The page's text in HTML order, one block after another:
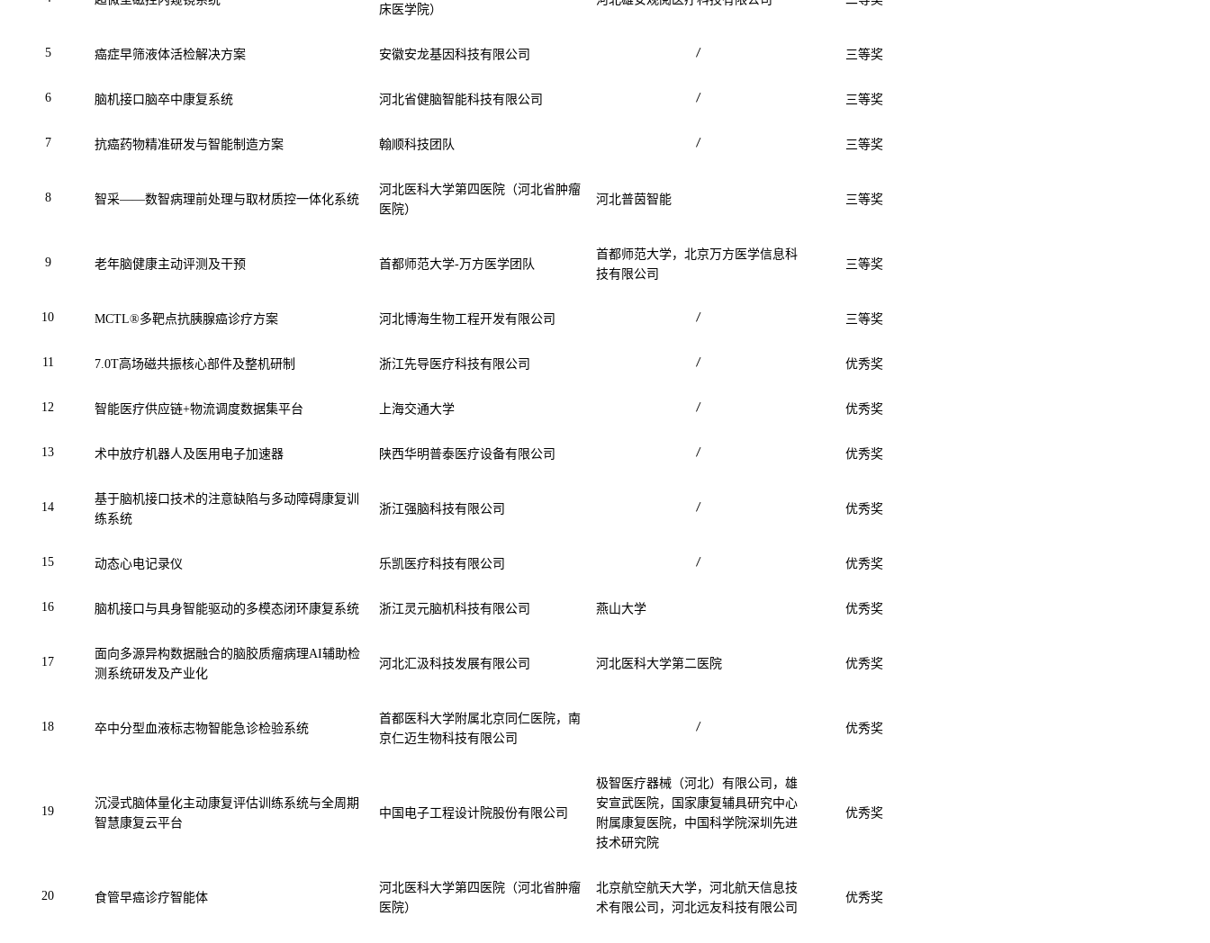
床医学院）
5 癌症早筛液体活检解决方案 安徽安龙基因科技有限公司 / 三等奖
6 脑机接口脑卒中康复系统 河北省健脑智能科技有限公司 / 三等奖
7 抗癌药物精准研发与智能制造方案 翰顺科技团队 / 三等奖
8 智采——数智病理前处理与取材质控一体化系统
河北医科大学第四医院（河北省肿瘤
医院）
河北普茵智能 三等奖
9 老年脑健康主动评测及干预 首都师范大学-万方医学团队
首都师范大学，北京万方医学信息科
技有限公司
三等奖
10 MCTL®多靶点抗胰腺癌诊疗方案 河北博海生物工程开发有限公司 / 三等奖
11 7.0T高场磁共振核心部件及整机研制 浙江先导医疗科技有限公司 / 优秀奖
12 智能医疗供应链+物流调度数据集平台 上海交通大学 / 优秀奖
13 术中放疗机器人及医用电子加速器 陕西华明普泰医疗设备有限公司 / 优秀奖
14
基于脑机接口技术的注意缺陷与多动障碍康复训
练系统
浙江强脑科技有限公司 / 优秀奖
15 动态心电记录仪 乐凯医疗科技有限公司 / 优秀奖
16 脑机接口与具身智能驱动的多模态闭环康复系统 浙江灵元脑机科技有限公司 燕山大学 优秀奖
17
面向多源异构数据融合的脑胶质瘤病理AI辅助检
测系统研发及产业化
河北汇汲科技发展有限公司 河北医科大学第二医院 优秀奖
18 卒中分型血液标志物智能急诊检验系统
首都医科大学附属北京同仁医院，南
京仁迈生物科技有限公司
/ 优秀奖
19
沉浸式脑体量化主动康复评估训练系统与全周期
智慧康复云平台
中国电子工程设计院股份有限公司
极智医疗器械（河北）有限公司，雄
安宣武医院，国家康复辅具研究中心
附属康复医院，中国科学院深圳先进
技术研究院
优秀奖
20 食管早癌诊疗智能体
河北医科大学第四医院（河北省肿瘤
医院）
北京航空航天大学，河北航天信息技
术有限公司，河北远友科技有限公司
优秀奖